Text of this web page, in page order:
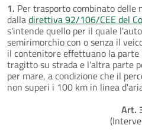
1. Per trasporto combinato delle
dalladirettiva 92/106/CEE del
s'intende quello per il quale
semirimorchio con o senza il
il contenitore effettuano la
tragitto su strada e l'altra parte
per mare, a condizione che il
non superi i 100 km in linea
Art.